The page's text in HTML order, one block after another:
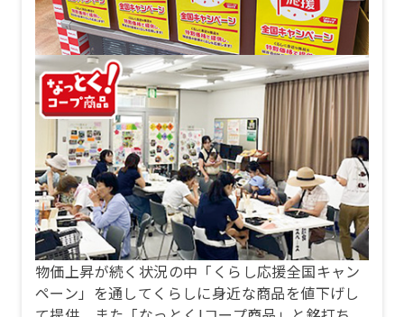
物価上昇が続く状況の中「くらし応援全国キャン
ペーン」を通してくらしに身近な商品を値下げし